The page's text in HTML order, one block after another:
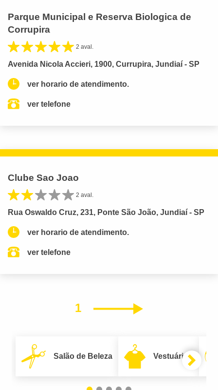
Parque Municipal e Reserva Biologica de
Corrupira
2 aval.
Avenida Nicola Accieri, 1900, Currupira, Jundiaí - SP
ver horario de atendimento.
ver telefone
Clube Sao Joao
2 aval.
Rua Oswaldo Cruz, 231, Ponte São João, Jundiaí - SP
ver horario de atendimento.
ver telefone
1 Próximo
Salão de Beleza Vestuário